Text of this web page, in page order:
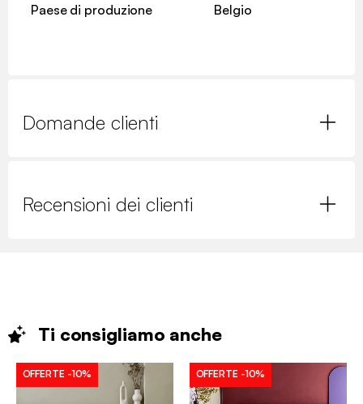
Paese di produzione Belgio
Domande clienti
Recensioni dei clienti
Ti consigliamo anche
OFFERTE -10% OFFERTE -10%